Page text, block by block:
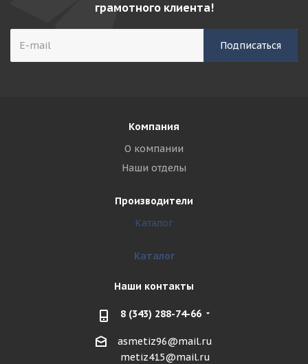
грамотного клиента!
Компания
О компании
Наши отделы
Производители
Каталог
Каталог
Наши контакты
8 (343) 288-74-66
asmetiz96@mail.ru
metiz415@mail.ru